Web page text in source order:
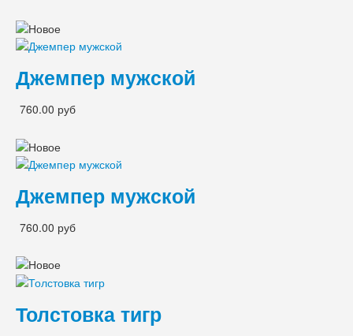
Джемпер мужской
760.00 руб
Джемпер мужской
760.00 руб
Толстовка тигр